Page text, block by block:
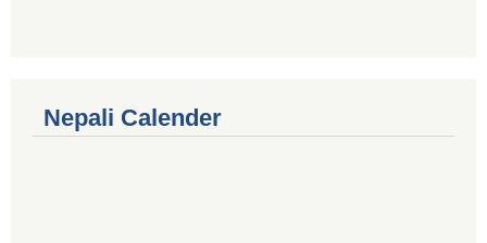
Nepali Calender